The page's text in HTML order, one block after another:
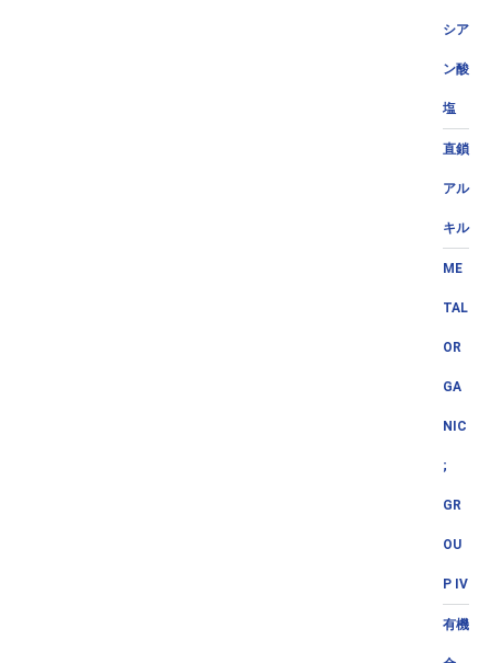
シア
ン酸
塩
直鎖
アル
キル
ME
TAL
OR
GA
NIC
;
GR
OU
P IV
有機